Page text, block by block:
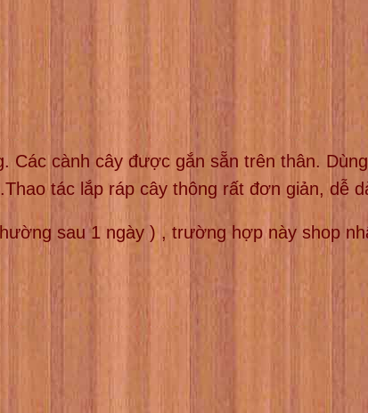
Các cành cây được gắn sẵn trên thân.
tác lắp ráp cây thông rất đơn giản, dễ
sau 1 ngày ) , trường hợp này shop